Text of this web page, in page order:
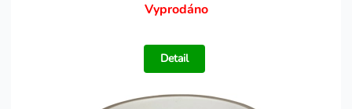
Vyprodáno
Detail